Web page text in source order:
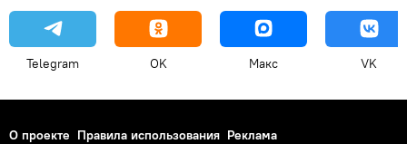
Telegram OK Макс VK
О проекте Правила использования Реклама